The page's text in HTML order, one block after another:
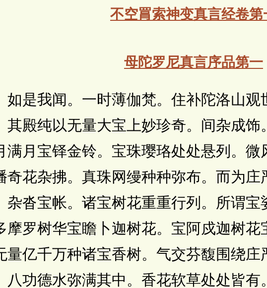
不空罥索神变真言经卷第
母陀罗尼真言序品第一
我闻。一时薄伽梵。住补陀洛山观
其殿纯以无量大宝上妙珍奇。间杂成饰
满月宝铎金铃。宝珠璎珞处处悬列。微
奇花杂拂。真珠网缦种种弥布。而为庄
杂沓宝帐。诸宝树花重重行列。所谓宝
摩罗树华宝瞻卜迦树花。宝阿戍迦树花
量亿千万种诸宝香树。气交芬馥围绕庄
八功德水弥满其中。香花软草处处皆有